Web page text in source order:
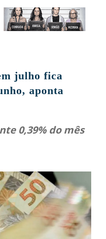
julho fica
aponta
0,39% do mês